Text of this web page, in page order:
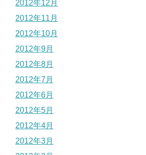
2012年12月
2012年11月
2012年10月
2012年9月
2012年8月
2012年7月
2012年6月
2012年5月
2012年4月
2012年3月